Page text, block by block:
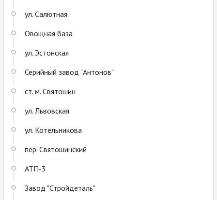
ул. Салютная
Овощная база
ул. Эстонская
Серийный завод "Антонов"
ст. м. Святошин
ул. Львовская
ул. Котельникова
пер. Святошинский
АТП-3
Завод "Стройдеталь"